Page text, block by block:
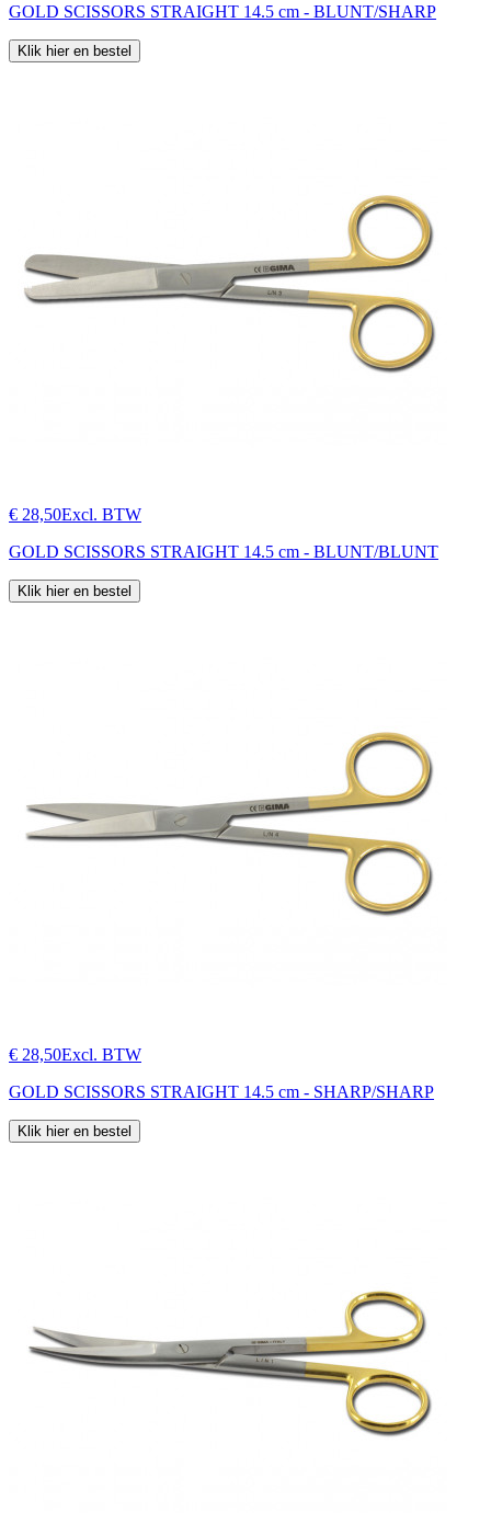
GOLD SCISSORS STRAIGHT 14.5 cm - BLUNT/SHARP
Klik hier en bestel
€ 28,50Excl. BTW
GOLD SCISSORS STRAIGHT 14.5 cm - BLUNT/BLUNT
Klik hier en bestel
€ 28,50Excl. BTW
GOLD SCISSORS STRAIGHT 14.5 cm - SHARP/SHARP
Klik hier en bestel